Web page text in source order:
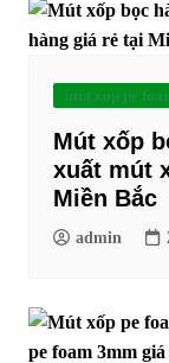
mut xop pe
Mút xốp
xuất mút
Miền Bắc
admin